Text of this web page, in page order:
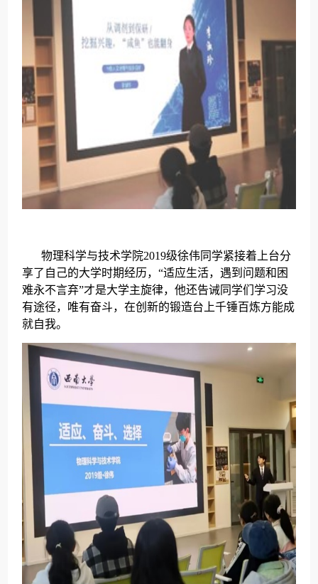
物理科学与技术学院2019级徐伟同学紧接着上台分
享了自己的大学时期经历，“适应生活，遇到问题和困
难永不言弃”才是大学主旋律，他还告诫同学们学习没
有途径，唯有奋斗，在创新的锻造台上千锤百炼方能成
就自我。